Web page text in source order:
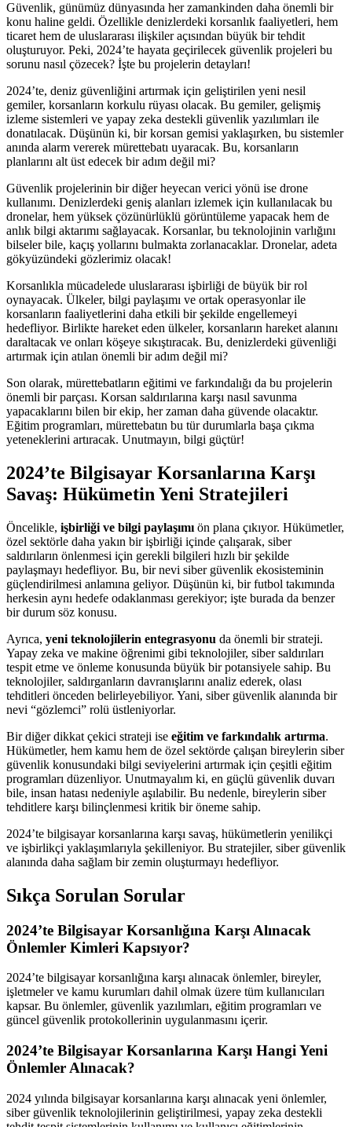
Güvenlik, günümüz dünyasında her zamankinden daha önemli bir
konu haline geldi. Özellikle denizlerdeki korsanlık faaliyetleri, hem
ticaret hem de uluslararası ilişkiler açısından büyük bir tehdit
oluşturuyor. Peki, 2024’te hayata geçirilecek güvenlik projeleri bu
sorunu nasıl çözecek? İşte bu projelerin detayları!
2024’te, deniz güvenliğini artırmak için geliştirilen yeni nesil
gemiler, korsanların korkulu rüyası olacak. Bu gemiler, gelişmiş
izleme sistemleri ve yapay zeka destekli güvenlik yazılımları ile
donatılacak. Düşünün ki, bir korsan gemisi yaklaşırken, bu sistemler
anında alarm vererek mürettebatı uyaracak. Bu, korsanların
planlarını alt üst edecek bir adım değil mi?
Güvenlik projelerinin bir diğer heyecan verici yönü ise drone
kullanımı. Denizlerdeki geniş alanları izlemek için kullanılacak bu
dronelar, hem yüksek çözünürlüklü görüntüleme yapacak hem de
anlık bilgi aktarımı sağlayacak. Korsanlar, bu teknolojinin varlığını
bilseler bile, kaçış yollarını bulmakta zorlanacaklar. Dronelar, adeta
gökyüzündeki gözlerimiz olacak!
Korsanlıkla mücadelede uluslararası işbirliği de büyük bir rol
oynayacak. Ülkeler, bilgi paylaşımı ve ortak operasyonlar ile
korsanların faaliyetlerini daha etkili bir şekilde engellemeyi
hedefliyor. Birlikte hareket eden ülkeler, korsanların hareket alanını
daraltacak ve onları köşeye sıkıştıracak. Bu, denizlerdeki güvenliği
artırmak için atılan önemli bir adım değil mi?
Son olarak, mürettebatların eğitimi ve farkındalığı da bu projelerin
önemli bir parçası. Korsan saldırılarına karşı nasıl savunma
yapacaklarını bilen bir ekip, her zaman daha güvende olacaktır.
Eğitim programları, mürettebatın bu tür durumlarla başa çıkma
yeteneklerini artıracak. Unutmayın, bilgi güçtür!
2024’te Bilgisayar Korsanlarına Karşı
Savaş: Hükümetin Yeni Stratejileri
Öncelikle, işbirliği ve bilgi paylaşımı ön plana çıkıyor. Hükümetler,
özel sektörle daha yakın bir işbirliği içinde çalışarak, siber
saldırıların önlenmesi için gerekli bilgileri hızlı bir şekilde
paylaşmayı hedefliyor. Bu, bir nevi siber güvenlik ekosisteminin
güçlendirilmesi anlamına geliyor. Düşünün ki, bir futbol takımında
herkesin aynı hedefe odaklanması gerekiyor; işte burada da benzer
bir durum söz konusu.
Ayrıca, yeni teknolojilerin entegrasyonu da önemli bir strateji.
Yapay zeka ve makine öğrenimi gibi teknolojiler, siber saldırıları
tespit etme ve önleme konusunda büyük bir potansiyele sahip. Bu
teknolojiler, saldırganların davranışlarını analiz ederek, olası
tehditleri önceden belirleyebiliyor. Yani, siber güvenlik alanında bir
nevi “gözlemci” rolü üstleniyorlar.
Bir diğer dikkat çekici strateji ise eğitim ve farkındalık artırma.
Hükümetler, hem kamu hem de özel sektörde çalışan bireylerin siber
güvenlik konusundaki bilgi seviyelerini artırmak için çeşitli eğitim
programları düzenliyor. Unutmayalım ki, en güçlü güvenlik duvarı
bile, insan hatası nedeniyle aşılabilir. Bu nedenle, bireylerin siber
tehditlere karşı bilinçlenmesi kritik bir öneme sahip.
2024’te bilgisayar korsanlarına karşı savaş, hükümetlerin yenilikçi
ve işbirlikçi yaklaşımlarıyla şekilleniyor. Bu stratejiler, siber güvenlik
alanında daha sağlam bir zemin oluşturmayı hedefliyor.
Sıkça Sorulan Sorular
2024’te Bilgisayar Korsanlığına Karşı Alınacak
Önlemler Kimleri Kapsıyor?
2024’te bilgisayar korsanlığına karşı alınacak önlemler, bireyler,
işletmeler ve kamu kurumları dahil olmak üzere tüm kullanıcıları
kapsar. Bu önlemler, güvenlik yazılımları, eğitim programları ve
güncel güvenlik protokollerinin uygulanmasını içerir.
2024’te Bilgisayar Korsanlarına Karşı Hangi Yeni
Önlemler Alınacak?
2024 yılında bilgisayar korsanlarına karşı alınacak yeni önlemler,
siber güvenlik teknolojilerinin geliştirilmesi, yapay zeka destekli